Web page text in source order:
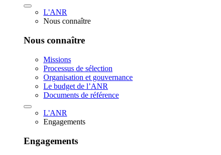
L'ANR
Nous connaître
Nous connaître
Missions
Processus de sélection
Organisation et gouvernance
Le budget de l’ANR
Documents de référence
L'ANR
Engagements
Engagements